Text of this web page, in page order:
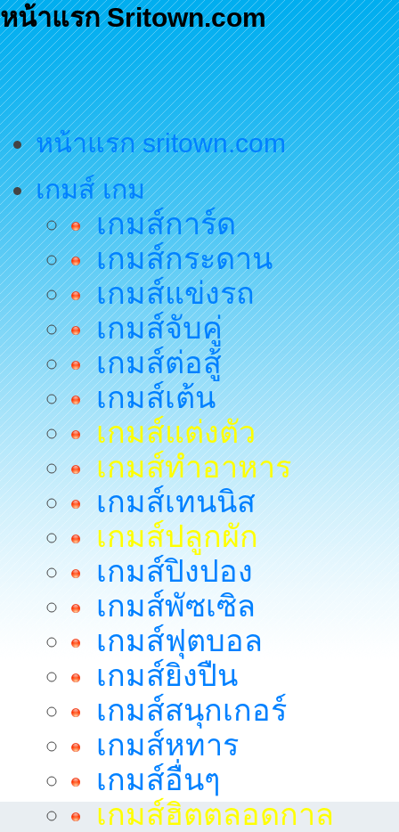
หน้าแรก Sritown.com
หน้าแรก sritown.com
เกมส์ เกม
เกมส์การ์ด
เกมส์กระดาน
เกมส์แข่งรถ
เกมส์จับคู่
เกมส์ต่อสู้
เกมส์เต้น
เกมส์แต่งตัว
เกมส์ทำอาหาร
เกมส์เทนนิส
เกมส์ปลูกผัก
เกมส์ปิงปอง
เกมส์พัซเซิล
เกมส์ฟุตบอล
เกมส์ยิงปืน
เกมส์สนุกเกอร์
เกมส์หทาร
เกมส์อื่นๆ
เกมส์ฮิตตลอดกาล